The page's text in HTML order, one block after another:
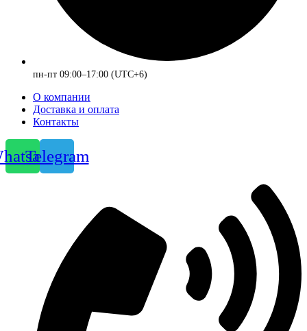
пн-пт 09:00–17:00 (UTC+6)
О компании
Доставка и оплата
Контакты
Telegram